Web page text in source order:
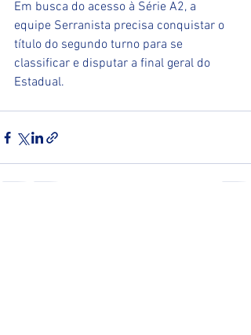
Em busca do acesso à Série A2, a
equipe Serranista precisa conquistar o
título do segundo turno para se
classificar e disputar a final geral do
Estadual.